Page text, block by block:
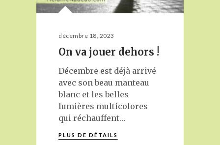
décembre 18, 2023
On va jouer dehors !
Décembre est déjà arrivé
avec son beau manteau
blanc et les belles
lumières multicolores
qui réchauffent…
PLUS DE DÉTAILS